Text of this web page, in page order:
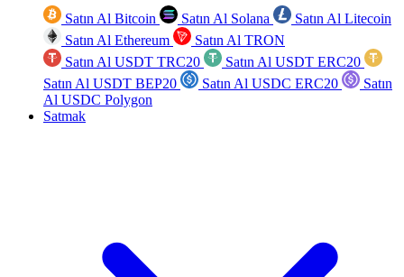
Satın Al Bitcoin Satın Al Solana
Satın Al Litecoin
Satın Al Ethereum
Satın Al TRON
Satın Al USDT TRC20
Satın Al USDT ERC20
Satın Al USDT BEP20
Satın Al USDC ERC20
Satın
Al USDC Polygon
Satmak